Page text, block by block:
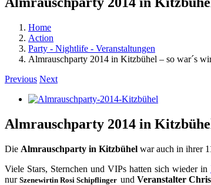
Home
Action
Party - Nightlife - Veranstaltungen
Almrauschparty 2014 in Kitzbühel – so war´s
Previous Next
View
Almrauschparty 2014 in
Die Almrauschparty in Kitzbühel war auch in ihrer
Viele Stars, Sternchen und VIPs hatten sich wieder in
nur Szenewirtin Rosi Schipflinger und Veranstalter